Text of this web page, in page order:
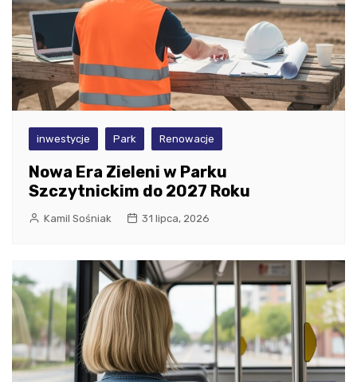
inwestycje Park Renowacje
Nowa Era Zieleni w Parku
Szczytnickim do 2027 Roku
Kamil Sośniak 31 lipca, 2026